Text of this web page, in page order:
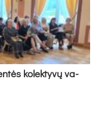
ko­lek­ty­vų va­